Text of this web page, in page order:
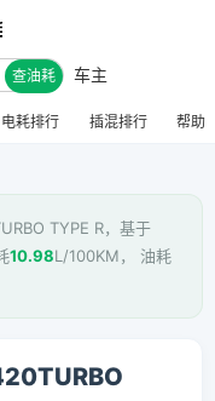
查油耗 车主
电耗排行 插混排行 帮助
TYPE R，基于
10.98L/100KM， 油耗